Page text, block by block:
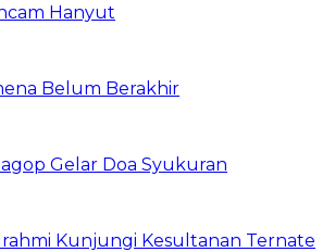
Hanyut
Belum Berakhir
Gelar Doa Syukuran
Kunjungi Kesultanan Ternate